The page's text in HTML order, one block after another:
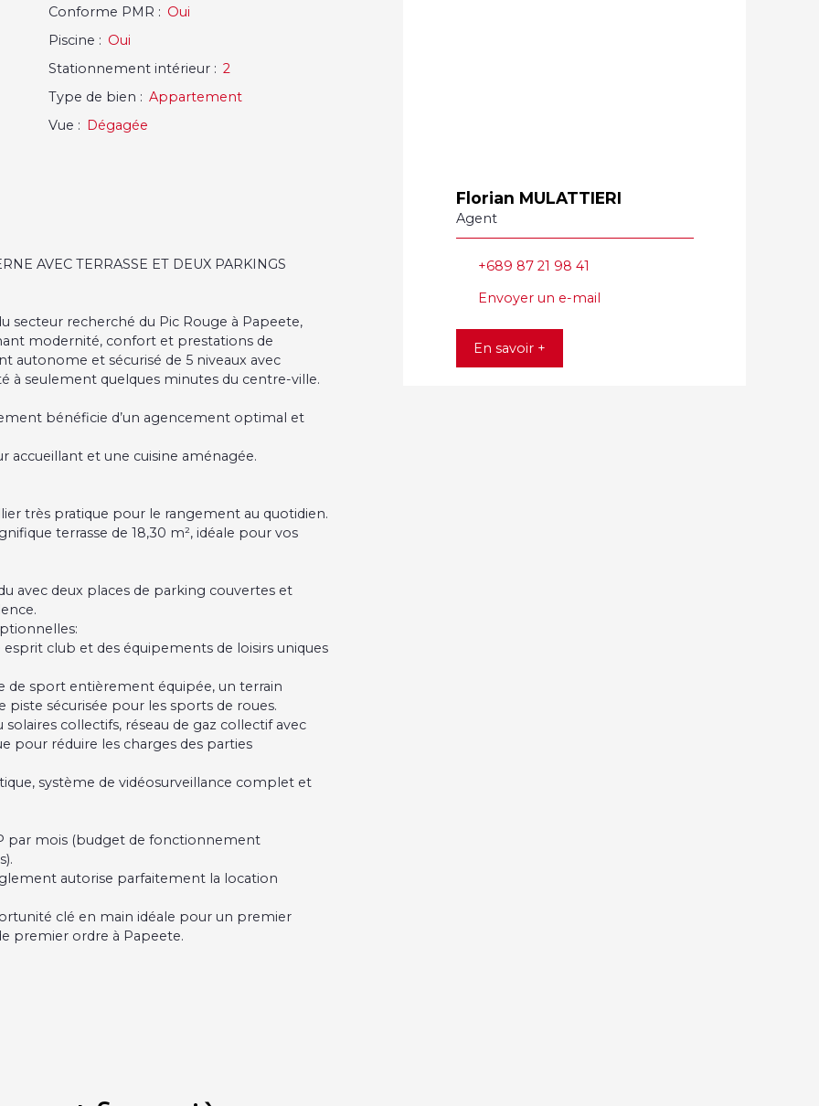
Conforme PMR : Oui
Piscine : Oui
Stationnement intérieur: 2
Type de bien : Appartement
Vue : Dégagée
AVEC TERRASSE ET DEUX PARKINGS
secteur recherché du Pic Rouge à Papeete,
modernité, confort et prestations de
autonome et sécurisé de 5 niveaux avec
à seulement quelques minutes du centre-ville.
bénéficie d’un agencement optimal et
accueillant et une cuisine aménagée.
très pratique pour le rangement au quotidien.
terrasse de 18,30 m², idéale pour vos
avec deux places de parking couvertes et
club et des équipements de loisirs uniques
de sport entièrement équipée, un terrain
sécurisée pour les sports de roues.
collectifs, réseau de gaz collectif avec
pour réduire les charges des parties
système de vidéosurveillance complet et
par mois (budget de fonctionnement
autorise parfaitement la location
clé en main idéale pour un premier
premier ordre à Papeete.
Florian MULATTIERI
Agent
+689 87 21 98 41
Envoyer un e-mail
En savoir +